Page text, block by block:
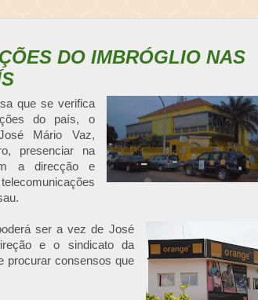
DO IMBRÓGLIO NAS
que se verifica
do país, o
Mário Vaz,
presenciar na
a direcção e
ser a vez de José
e o sindicato da
procurar consensos que